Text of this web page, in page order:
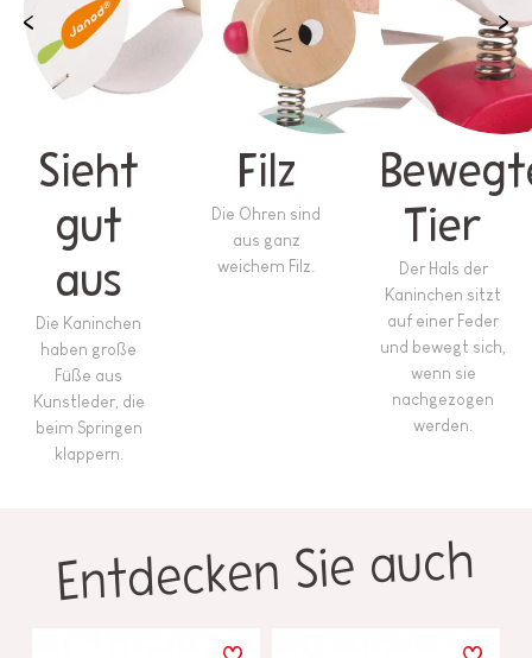
Sieht
gut
aus
Die Kaninchen
haben große
Füße aus
Kunstleder, die
beim Springen
klappern.
Filz
Die Ohren sind
aus ganz
weichem Filz.
Tier
Der Hals der
Kaninchen sitzt
auf einer Feder
und bewegt sich,
wenn sie
nachgezogen
werden.
Entdecken Sie auch